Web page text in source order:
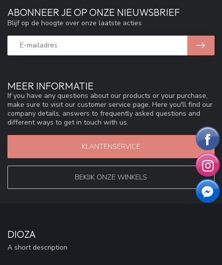
MEER INFORMATIE
If you have any questions about our products or your purchase,
make sure to visit our customer service page. Here you'll find our
company details, answers to frequently asked questions and
different ways to get in touch with us.
KLANTENSERVICE
BEKIJK ONZE WINKELS
ABONNEER JE OP ONZE NIEUWSBRIEF
Blijf op de hoogte over onze laatste acties
DIOZA
A short description